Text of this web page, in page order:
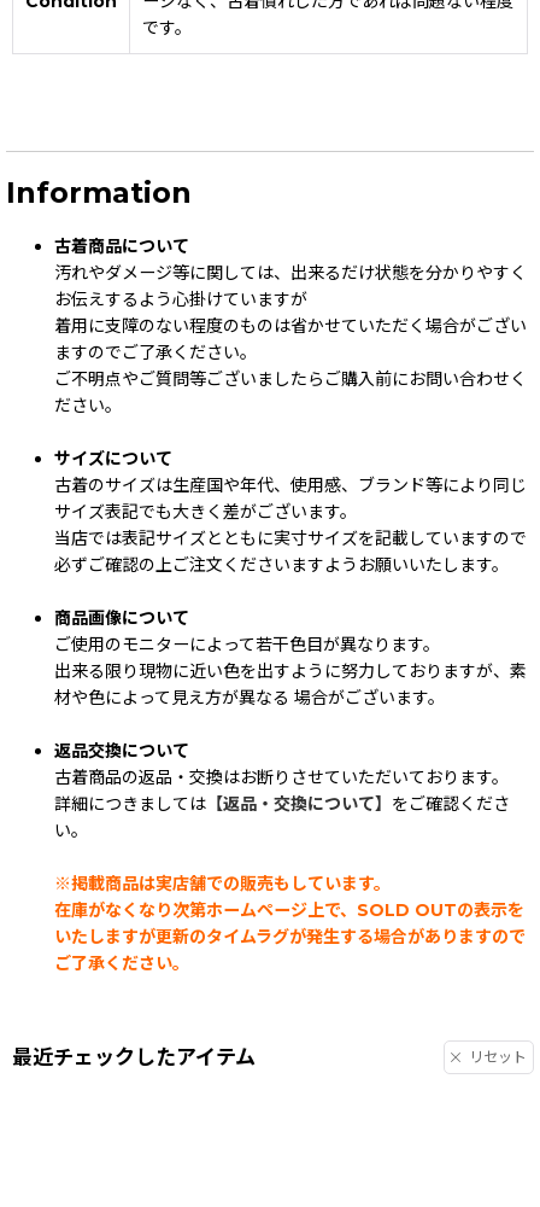
です。
Information
古着商品について
汚れやダメージ等に関しては、出来るだけ状態を分かりやすく
お伝えするよう心掛けていますが
着用に支障のない程度のものは省かせていただく場合がござい
ますのでご了承ください。
ご不明点やご質問等ございましたらご購入前にお問い合わせく
ださい。
サイズについて
古着のサイズは生産国や年代、使用感、ブランド等により同じ
サイズ表記でも大きく差がございます。
当店では表記サイズとともに実寸サイズを記載していますので
必ずご確認の上ご注文くださいますようお願いいたします。
商品画像について
ご使用のモニターによって若干色目が異なります。
出来る限り現物に近い色を出すように努力しておりますが、素
材や色によって見え方が異なる 場合がございます。
返品交換について
古着商品の返品・交換はお断りさせていただいております。
詳細につきましては 【返品・交換について】 をご確認くださ
い。
※掲載商品は実店舗での販売もしています。
在庫がなくなり次第ホームページ上で、SOLD OUTの表示を
いたしますが更新のタイムラグが発生する場合がありますので
ご了承ください。
最近チェックしたアイテム リセット